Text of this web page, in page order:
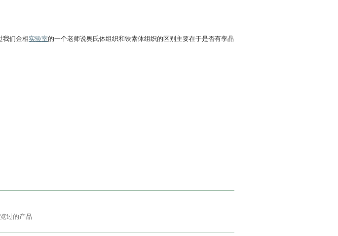
我们金相实验室的一个老师说奥氏体组织和铁素体组织的区别主要在于是否有孪晶
过的产品